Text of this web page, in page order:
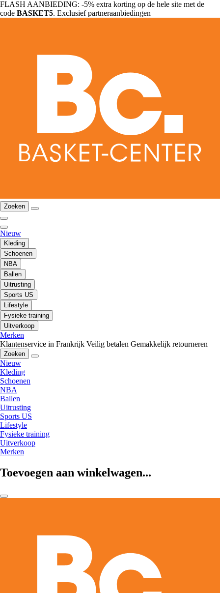
FLASH AANBIEDING: -5% extra korting op de hele site met de
code BASKET5. Exclusief partneraanbiedingen
Zoeken
Nieuw
Kleding
Schoenen
NBA
Ballen
Uitrusting
Sports US
Lifestyle
Fysieke training
Uitverkoop
Merken
Klantenservice in Frankrijk Veilig betalen Gemakkelijk retourneren
Zoeken
Nieuw
Kleding
Schoenen
NBA
Ballen
Uitrusting
Sports US
Lifestyle
Fysieke training
Uitverkoop
Merken
Toevoegen aan winkelwagen...